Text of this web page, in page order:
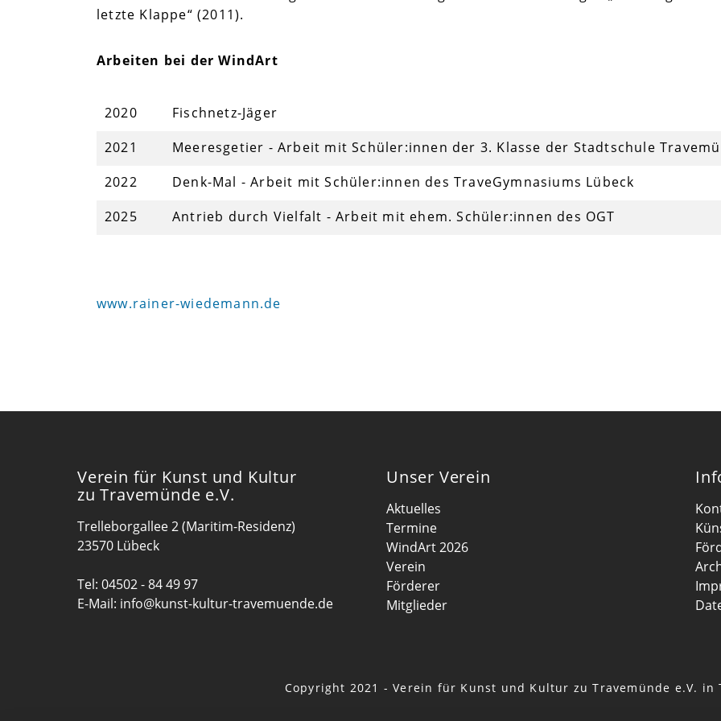
letzte Klappe“ (2011).
Arbeiten bei der WindArt
2020
Fischnetz-Jäger
2021
Meeresgetier - Arbeit mit Schüler:innen der 3. Klasse der Stadtschule
2022
Denk-Mal - Arbeit mit Schüler:innen des TraveGymnasiums Lübeck
2025
Antrieb durch Vielfalt - Arbeit mit ehem. Schüler:innen des OGT
www.rainer-wiedemann.de
Verein für Kunst und Kultur
zu Travemünde e.V.
Trelleborgallee 2 (Maritim-Residenz)
23570 Lübeck
Tel: 04502 - 84 49 97
E-Mail: info@kunst-kultur-travemuende.de
Unser Verein
Aktuelles
Termine
WindArt 2026
Verein
Förderer
Mitglieder
Copyright 2021 - Verein für Kunst und Kultur zu Travemünde e.V. in